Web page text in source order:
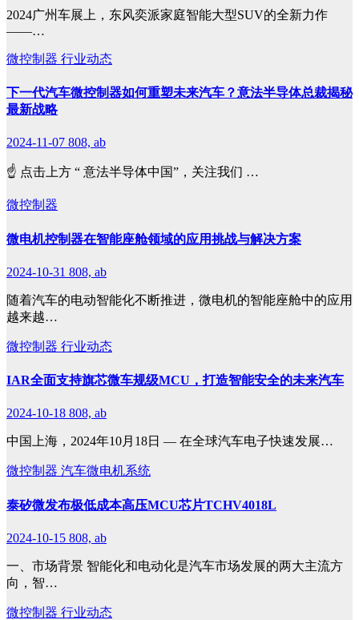
2024广州车展上，东风奕派家庭智能大型SUV的全新力作
——…
微控制器 行业动态
下一代汽车微控制器如何重塑未来汽车？意法半导体总裁揭秘
最新战略
2024-11-07 808, ab
☝ 点击上方 “ 意法半导体中国”，关注我们 ‍‍‍‍‍‍‍…
微控制器
微电机控制器在智能座舱领域的应用挑战与解决方案
2024-10-31 808, ab
随着汽车的电动智能化不断推进，微电机的智能座舱中的应用
越来越…
微控制器 行业动态
IAR全面支持旗芯微车规级MCU，打造智能安全的未来汽车
2024-10-18 808, ab
中国上海，2024年10月18日 — 在全球汽车电子快速发展…
微控制器 汽车微电机系统
​泰矽微发布极低成本高压MCU芯片TCHV4018L
2024-10-15 808, ab
一、市场背景 智能化和电动化是汽车市场发展的两大主流方
向，智…
微控制器 行业动态